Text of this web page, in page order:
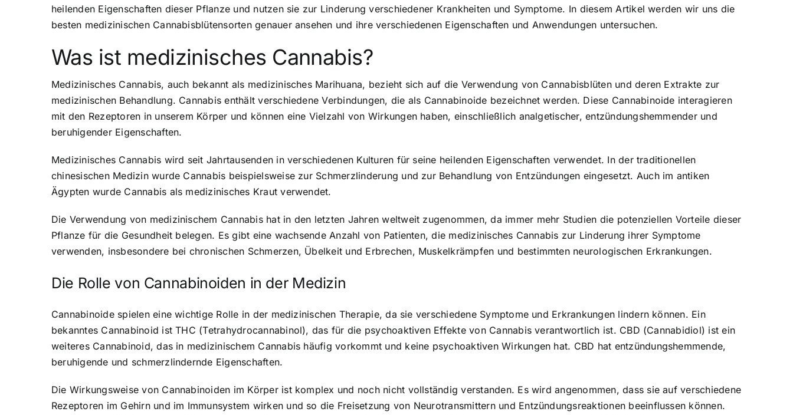
heilenden Eigenschaften dieser Pflanze und nutzen sie zur Linderung verschiedener Krankheiten und Symptome. In diesem Artikel werden wir uns die
besten medizinischen Cannabisblütensorten genauer ansehen und ihre verschiedenen Eigenschaften und Anwendungen untersuchen.
Was ist medizinisches Cannabis?
Medizinisches Cannabis, auch bekannt als medizinisches Marihuana, bezieht sich auf die Verwendung von Cannabisblüten und deren Extrakte zur
medizinischen Behandlung. Cannabis enthält verschiedene Verbindungen, die als Cannabinoide bezeichnet werden. Diese Cannabinoide interagieren
mit den Rezeptoren in unserem Körper und können eine Vielzahl von Wirkungen haben, einschließlich analgetischer, entzündungshemmender und
beruhigender Eigenschaften.
Medizinisches Cannabis wird seit Jahrtausenden in verschiedenen Kulturen für seine heilenden Eigenschaften verwendet. In der traditionellen
chinesischen Medizin wurde Cannabis beispielsweise zur Schmerzlinderung und zur Behandlung von Entzündungen eingesetzt. Auch im antiken
Ägypten wurde Cannabis als medizinisches Kraut verwendet.
Die Verwendung von medizinischem Cannabis hat in den letzten Jahren weltweit zugenommen, da immer mehr Studien die potenziellen Vorteile dieser
Pflanze für die Gesundheit belegen. Es gibt eine wachsende Anzahl von Patienten, die medizinisches Cannabis zur Linderung ihrer Symptome
verwenden, insbesondere bei chronischen Schmerzen, Übelkeit und Erbrechen, Muskelkrämpfen und bestimmten neurologischen Erkrankungen.
Die Rolle von Cannabinoiden in der Medizin
Cannabinoide spielen eine wichtige Rolle in der medizinischen Therapie, da sie verschiedene Symptome und Erkrankungen lindern können. Ein
bekanntes Cannabinoid ist THC (Tetrahydrocannabinol), das für die psychoaktiven Effekte von Cannabis verantwortlich ist. CBD (Cannabidiol) ist ein
weiteres Cannabinoid, das in medizinischem Cannabis häufig vorkommt und keine psychoaktiven Wirkungen hat. CBD hat entzündungshemmende,
beruhigende und schmerzlindernde Eigenschaften.
Die Wirkungsweise von Cannabinoiden im Körper ist komplex und noch nicht vollständig verstanden. Es wird angenommen, dass sie auf verschiedene
Rezeptoren im Gehirn und im Immunsystem wirken und so die Freisetzung von Neurotransmittern und Entzündungsreaktionen beeinflussen können.